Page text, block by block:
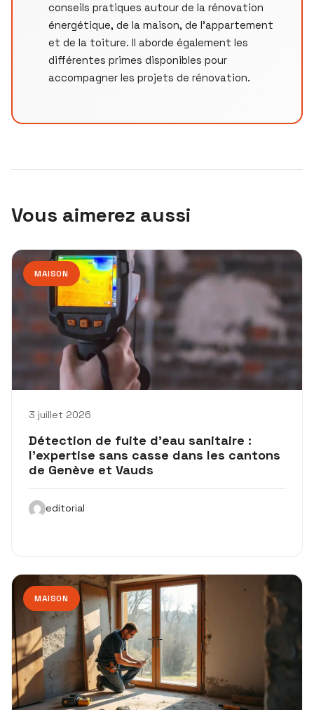
conseils pratiques autour de la rénovation
énergétique, de la maison, de l’appartement
et de la toiture. Il aborde également les
différentes primes disponibles pour
accompagner les projets de rénovation.
Vous aimerez aussi
MAISON
3 juillet 2026
Détection de fuite d’eau sanitaire :
l’expertise sans casse dans les cantons
de Genève et Vauds
editorial
MAISON